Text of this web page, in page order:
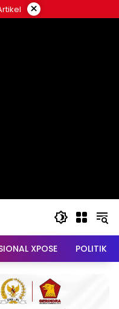
×
XPOSE POLITIK